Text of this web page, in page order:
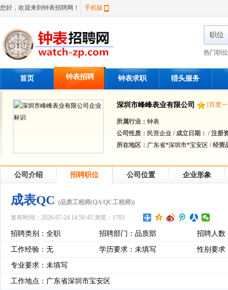
您好，欢迎来到钟表招聘网！ 手机版
职位
热门职
首页 钟表招聘 钟表求职 猎头服务
深圳市峰峰表业有限公司 [百度
所属行业： 钟表
公司性质： 民营企业 /成立日期： /注册
所在地区： 广东省*深圳市*宝安区 /经营
公司介绍 招聘职位 公司位置 企业形象
成表QC (品质工程师(QA/QC工程师))
发布时间：2026-07-24 14:50:45 浏览：1703
招聘类别：全职 招聘部门：品质部 招聘人数
工作经验：无 学历要求：未填写 性别要求
专业要求：未填写
工作地点：广东省深圳市宝安区